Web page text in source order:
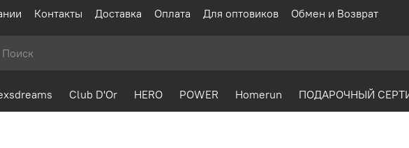
Контакты Доставка Оплата Для оптовиков Обмен и Возврат
Club D'Or HERO POWER Homerun ПОДАРОЧНЫЙ